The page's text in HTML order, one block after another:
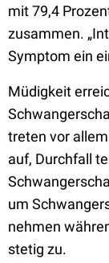
mit 79,4
zusammen.
Symptom ein
Müdigkeit
treten vor
auf, Durchfall
um
nehmen
stetig zu.